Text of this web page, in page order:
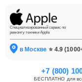
Специализированный сервис по
ремонту техники Apple
в Москве ⭐ 4.9
+7 (800)
БЕСПЛАТНО для